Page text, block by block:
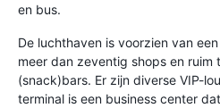
en bus.
De luchthaven is voorzien van
meer dan zeventig shops en
(snack)bars. Er zijn diverse VIP-
terminal is een business center